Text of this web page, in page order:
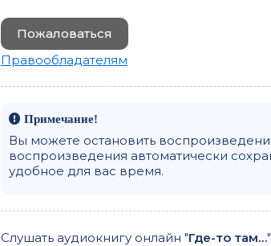
Пожаловаться
Правообладателям
Примечание!
Вы можете остановить
воспроизведения автоматически
удобное для вас время.
Слушать аудиокнигу онлайн "Где-то там…